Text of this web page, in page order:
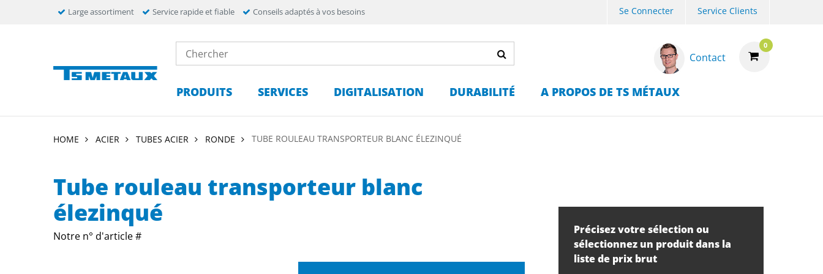
Large assortiment Service rapide et fiable Conseils adaptés à vos besoins Se Connecter Service Clients
0
Contact
PRODUITS SERVICES DIGITALISATION DURABILITÉ A PROPOS DE TS MÉTAUX
HOME ACIER TUBES ACIER RONDE TUBE ROULEAU TRANSPORTEUR BLANC ÉLEZINQUÉ
Tube rouleau transporteur blanc
élezinqué
Notre n° d'article #
Précisez votre sélection ou
sélectionnez un produit dans la
liste de prix brut